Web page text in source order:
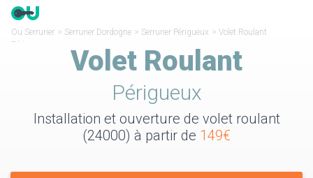
Ou Serrurier > Serrurier Dordogne > Serrurier Périgueux > Volet Roulant
Périgueux
Volet Roulant
Périgueux
Installation et ouverture de volet roulant
(24000) à partir de 149€